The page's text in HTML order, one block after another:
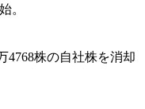
。
4768株の自社株を消却